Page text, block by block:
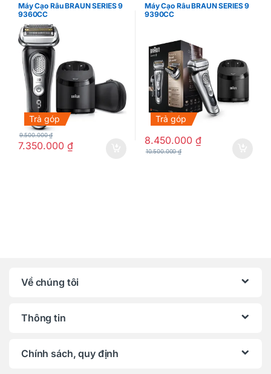
Máy Cạo Râu BRAUN SERIES 9
9360CC
Trả góp
7.350.000 ₫
9.500.000₫
Máy Cạo Râu BRAUN SERIES 9
9390CC
Trả góp
8.450.000 ₫
10.500.000₫
Về chúng tôi
Thông tin
Chính sách, quy định